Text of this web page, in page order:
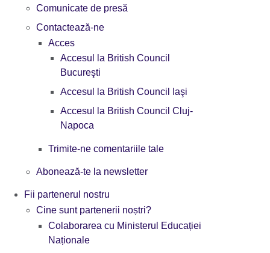
Comunicate de presă
Contactează-ne
Acces
Accesul la British Council
Bucureşti
Accesul la British Council Iaşi
Accesul la British Council Cluj-
Napoca
Trimite-ne comentariile tale
Abonează-te la newsletter
Fii partenerul nostru
Cine sunt partenerii noștri?
Colaborarea cu Ministerul Educației
Naționale